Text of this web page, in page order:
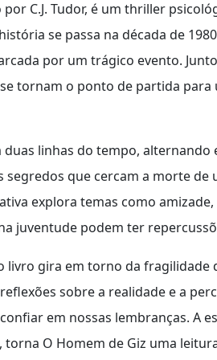
por C.J. Tudor, é um thriller
se passa na década de
por um trágico evento.
tornam o ponto de partida
linhas do tempo,
segredos que cercam a morte de
explora temas como
juventude podem ter
livro gira em torno da fragilidade
sobre a realidade e a
em nossas lembranças. A
torna O Homem de Giz uma